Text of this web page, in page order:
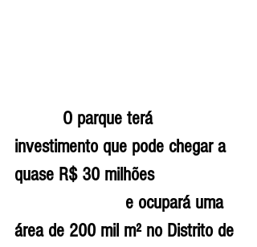
investimento que pode chegar a
quase R$ 30 milhões
área de 200 mil m² no Distrito de